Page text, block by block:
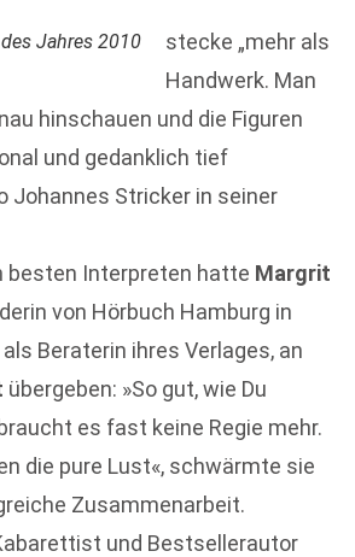
Jahres 2010
stecke „mehr als
Handwerk. Man
hinschauen und die Figuren
und gedanklich tief
Johannes Stricker in seiner
besten Interpreten hatte Margrit
von Hörbuch Hamburg in
Beraterin ihres Verlages, an
übergeben: »So gut, wie Du
es fast keine Regie mehr.
die pure Lust«, schwärmte sie
Zusammenarbeit.
und Bestsellerautor